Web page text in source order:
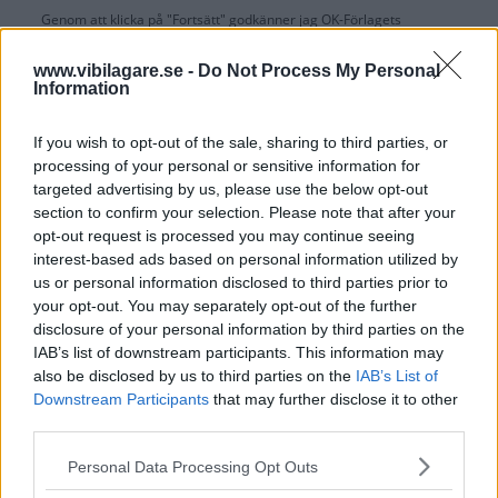
www.vibilagare.se - Do Not Process My Personal
Information
If you wish to opt-out of the sale, sharing to third parties, or
processing of your personal or sensitive information for
targeted advertising by us, please use the below opt-out
section to confirm your selection. Please note that after your
opt-out request is processed you may continue seeing
interest-based ads based on personal information utilized by
us or personal information disclosed to third parties prior to
your opt-out. You may separately opt-out of the further
disclosure of your personal information by third parties on the
IAB’s list of downstream participants. This information may
also be disclosed by us to third parties on the IAB’s List of
Downstream Participants that may further disclose it to other
Please note that this website/app uses one or more Google
Personal Data Processing Opt Outs
Genom att klicka på "Fortsätt" godkänner jag OK-Förlagets
OK-Förlagets integritetspolicy
Är du redan prenumerant på vår papperstidning?
Aktivera din digitala prenumeration utan kostnad här.